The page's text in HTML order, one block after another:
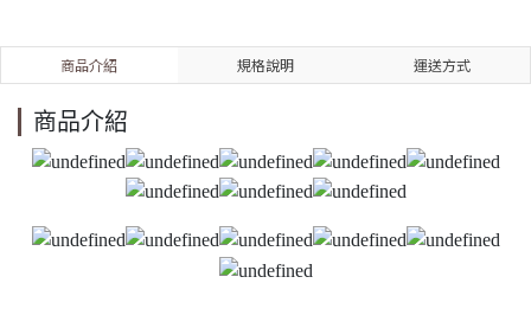
商品介紹 規格說明 運送方式
商品介紹